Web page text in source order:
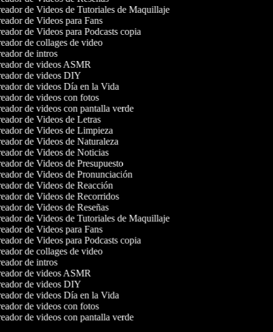
de Videos de Tutoriales de Maquillaje
de Videos para Fans
de Videos para Podcasts copia
de collages de video
de intros
de videos ASMR
de videos DIY
de videos Día en la Vida
de videos con fotos
de videos con pantalla verde
de Videos de Letras
de Videos de Limpieza
de Videos de Naturaleza
de Videos de Noticias
de Videos de Presupuesto
de Videos de Pronunciación
de Videos de Reacción
de Videos de Recorridos
de Videos de Reseñas
de Videos de Tutoriales de Maquillaje
de Videos para Fans
de Videos para Podcasts copia
de collages de video
de intros
de videos ASMR
de videos DIY
de videos Día en la Vida
de videos con fotos
de videos con pantalla verde